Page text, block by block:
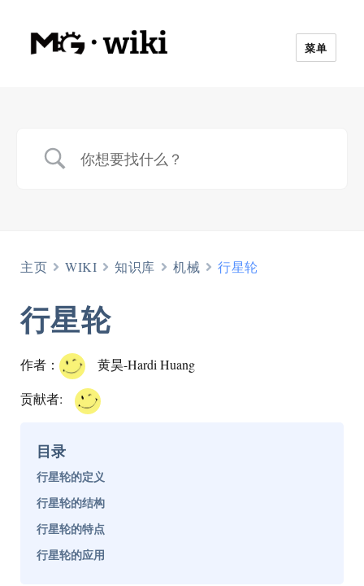
菜单
主页 WIKI 知识库 机械 行星轮
行星轮
作者： 黄昊-Hardi Huang
贡献者:
目录
行星轮的定义
行星轮的结构
行星轮的特点
行星轮的应用